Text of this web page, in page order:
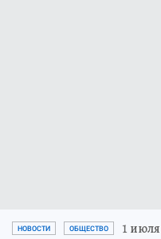
НОВОСТИ ОБЩЕСТВО 1 июля